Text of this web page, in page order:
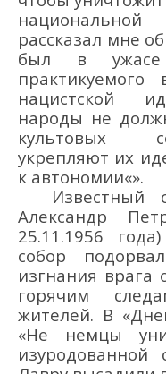
рассказал мне
был в
практикуемого
нацистской
народы не
культовых
укрепляют их
к автономии«».
Известный
Александр
25.11.1956 года)
собор
изгнания врага
горячим
жителей. В
«Не немцы